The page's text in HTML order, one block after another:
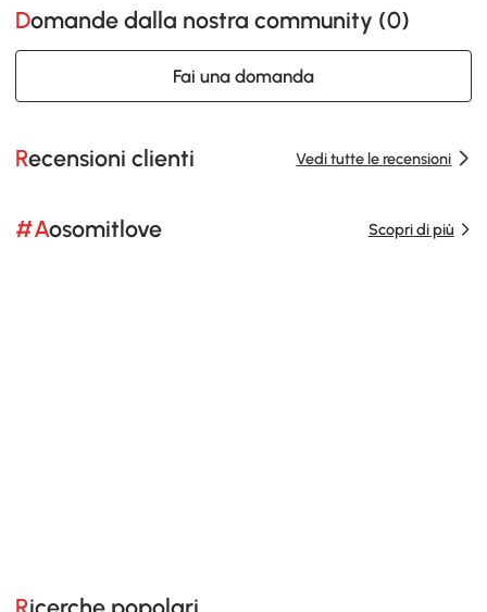
Domande dalla nostra community (0)
Fai una domanda
Recensioni clienti Vedi tutte le recensioni
#Aosomitlove Scopri di più